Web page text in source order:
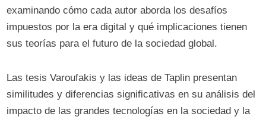
examinando cómo cada autor aborda los desafíos
impuestos por la era digital y qué implicaciones tienen
sus teorías para el futuro de la sociedad global.
Las tesis Varoufakis y las ideas de Taplin presentan
similitudes y diferencias significativas en su análisis del
impacto de las grandes tecnologías en la sociedad y la